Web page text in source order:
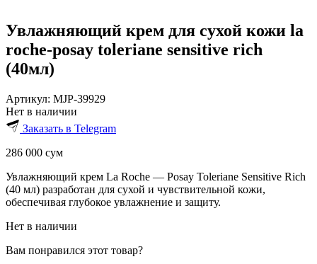
Увлажняющий крем для сухой кожи la
roche-posay toleriane sensitive rich
(40мл)
Артикул: MJP-39929
Нет в наличии
Заказать в Telegram
286 000 сум
Увлажняющий крем La Roche — Posay Toleriane Sensitive Rich
(40 мл) разработан для сухой и чувствительной кожи,
обеспечивая глубокое увлажнение и защиту.
Нет в наличии
Вам понравился этот товар?